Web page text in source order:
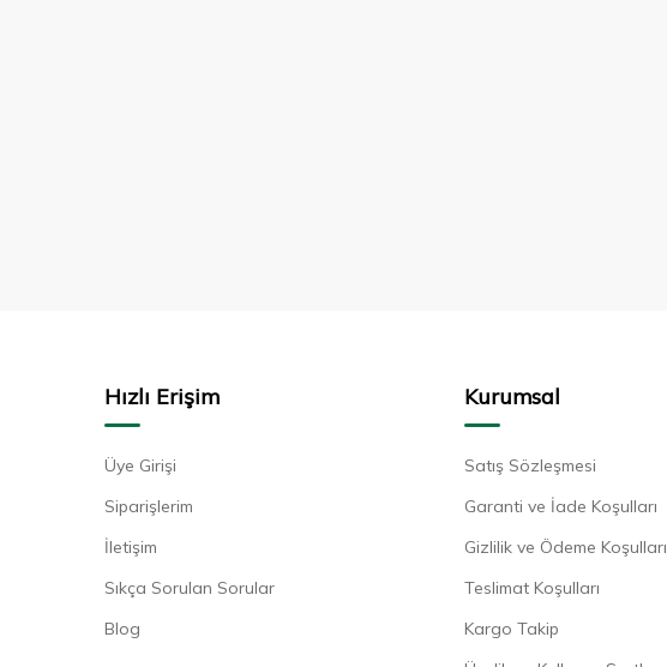
Hızlı Erişim
Üye Girişi
Siparişlerim
İletişim
Sıkça Sorulan Sorular
Blog
Kurumsal
Satış Sözleşmesi
Garanti ve İade Koşulları
Gizlilik ve Ödeme Koşulları
Teslimat Koşulları
Kargo Takip